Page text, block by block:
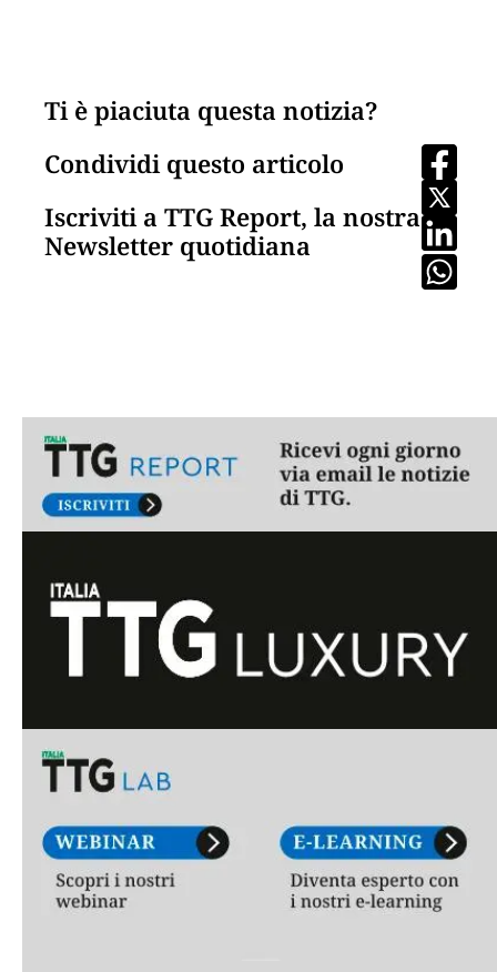
Ti è piaciuta questa notizia?
Condividi questo articolo
Iscriviti a TTG Report, la nostra
Newsletter quotidiana